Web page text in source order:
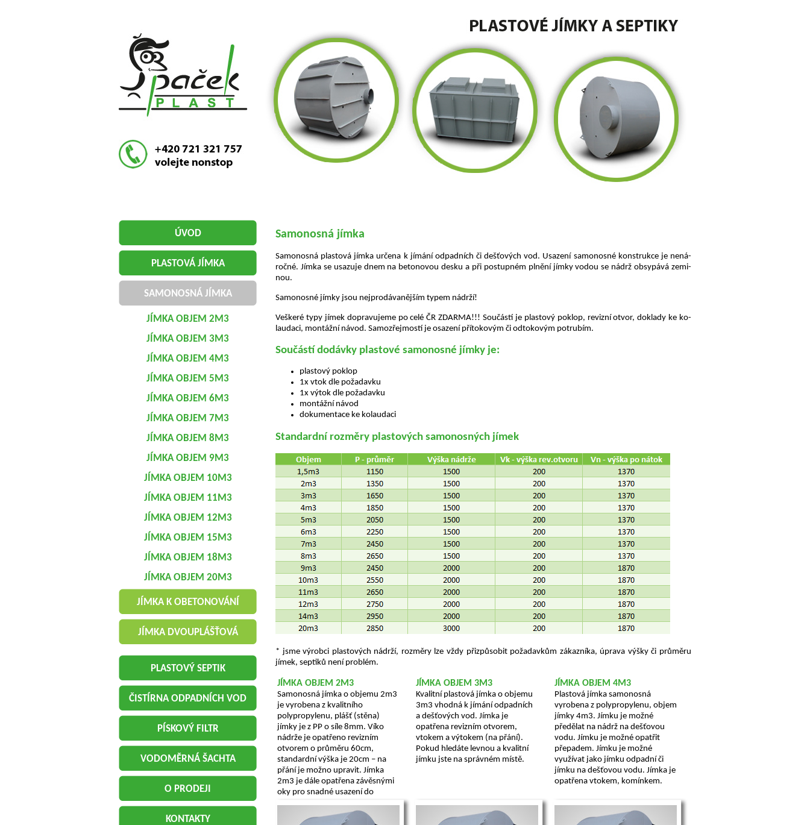
ÚVOD
PLASTOVÁ JÍMKA
SAMONOSNÁ JÍMKA
JÍMKA OBJEM 2M3
JÍMKA OBJEM 3M3
JÍMKA OBJEM 4M3
JÍMKA OBJEM 5M3
JÍMKA OBJEM 6M3
JÍMKA OBJEM 7M3
JÍMKA OBJEM 8M3
JÍMKA OBJEM 9M3
JÍMKA OBJEM 10M3
JÍMKA OBJEM 11M3
JÍMKA OBJEM 12M3
JÍMKA OBJEM 15M3
JÍMKA OBJEM 18M3
JÍMKA OBJEM 20M3
JÍMKA K OBETONOVÁNÍ
JÍMKA DVOUPLÁŠŤOVÁ
PLASTOVÝ SEPTIK
ČISTÍRNA ODPADNÍCH VOD
PÍSKOVÝ FILTR
VODOMĚRNÁ ŠACHTA
O PRODEJI
KONTAKTY
Sa­mo­nos­ná jímka
Sa­mo­nos­ná plas­to­vá jímka ur­če­na k jí­má­ní od­pad­ních či deš­ťo­vých vod. Usa­ze­ní sa­mo­nos­né kon­struk­ce je ne­ná­
roč­né. Jímka se usa­zu­je dnem na be­to­no­vou desku a při po­stup­ném pl­ně­ní jímky vodou se nádrž ob­sy­pá­vá ze­mi­
nou.
Sa­mo­nos­né jímky jsou nej­pro­dá­va­něj­ším typem ná­dr­ží!
Veš­ke­ré typy jímek do­pra­vu­je­me po celé ČR ZDAR­MA!!! Sou­čás­tí je plas­to­vý po­klop, re­viz­ní otvor, do­kla­dy ke ko­
lauda­ci, mon­táž­ní návod. Sa­mo­zřej­mos­tí je osa­ze­ní pří­to­ko­vým či od­to­ko­vým po­trubím.
Sou­čás­tí do­dáv­ky plas­to­vé sa­mo­nos­né jímky je:
plas­to­vý po­klop
1x vtok dle po­ža­dav­ku
1x výtok dle po­ža­dav­ku
mon­táž­ní návod
do­ku­men­ta­ce ke ko­lauda­ci
Stan­dard­ní roz­mě­ry plas­to­vých sa­mo­nos­ných jímek
* jsme vý­rob­ci plas­to­vých ná­dr­ží, roz­mě­ry lze vždy při­způ­so­bit po­ža­dav­kům zá­kaz­ní­ka, úpra­va výšky či prů­mě­ru
jímek, sep­ti­ků není pro­blém.
JÍMKA OBJEM 2M3
Samonosná jímka o objemu 2m3
je vyrobena z kvalitního
polypropylenu, plášť (stěna)
jímky je z PP o síle 8mm. Víko
nádrže je opatřeno revizním
otvorem o průměru 60cm,
standardní výška je 20cm – na
přání je možno upravit. Jímka
2m3 je dále opatřena závěsnými
oky pro snadné usazení do
JÍMKA OBJEM 3M3
Kvalitní plastová jímka o objemu
3m3 vhodná k jímání odpadních
a dešťových vod. Jímka je
opatřena revizním otvorem,
vtokem a výtokem (na přání).
Pokud hledáte levnou a kvalitní
jímku jste na správném místě.
JÍMKA OBJEM 4M3
Plastová jímka samonosná
vyrobena z polypropylenu, objem
jímky 4m3. Jímku je možné
předělat na nádrž na dešťovou
vodu. Jímku je možné opatřit
přepadem. Jímku je možné
využívat jako jímku odpadní či
jímku na dešťovou vodu. Jímka je
opatřena vtokem, komínkem.